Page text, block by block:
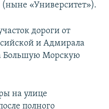
(ныне «Университет»).
дороги от
и Адмирала
Большую Морскую
на улице
полного